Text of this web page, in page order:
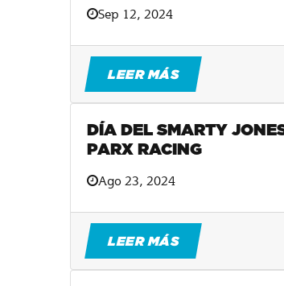
Sep 12, 2024
LEER MÁS
DÍA DEL SMARTY
PARX RACING
Ago 23, 2024
LEER MÁS